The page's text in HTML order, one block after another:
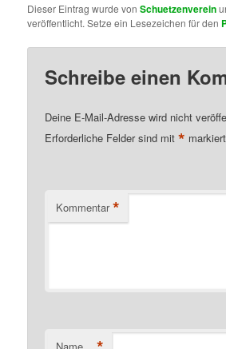
Dieser Eintrag wurde vonSchuetzenverein
veröffentlicht. Setze ein Lesezeichen für den
Schreibe einen
Deine E-Mail-Adresse wird nicht
Erforderliche Felder sind mit* markiert
Kommentar *